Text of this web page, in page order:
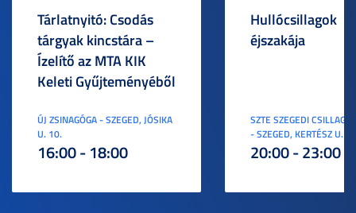
Tárlatnyitó: Csodás
tárgyak kincstára –
Ízelítő az MTA KIK
Keleti Gyűjteményéből
ÚJ ZSINAGÓGA - SZEGED, JÓSIKA
U. 10.
16:00 - 18:00
Hullócsillagok
éjszakája
SZTE SZEGEDI
- SZEGED, KERTÉSZ U. 3.
20:00 - 23:00